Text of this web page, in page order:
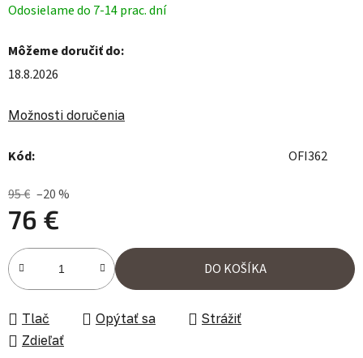
Odosielame do 7-14 prac. dní
Môžeme doručiť do:
18.8.2026
Možnosti doručenia
Kód: OFI362
95 € –20 %
76 €
Jednotková cena:
DO KOŠÍKA
Tlač Opýtať sa
Strážiť
Zdieľať